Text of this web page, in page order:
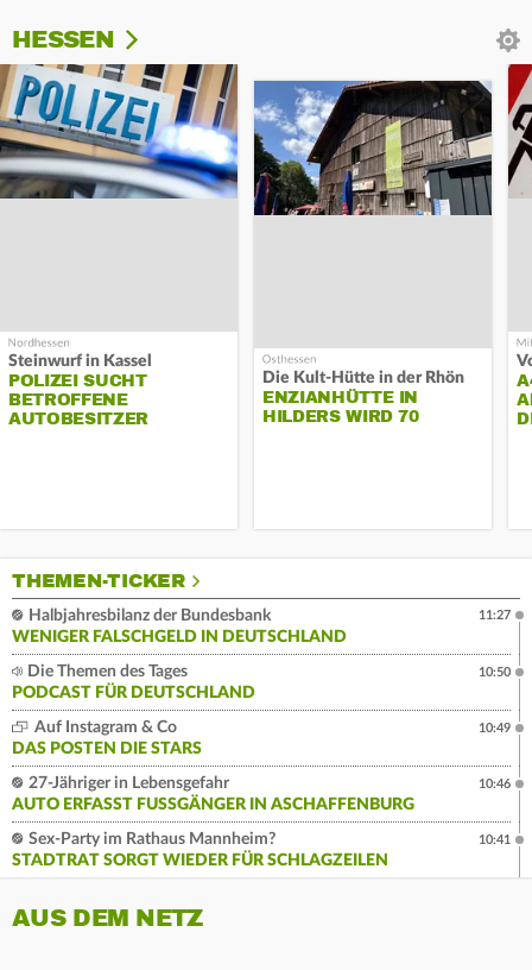
HESSEN
Steinwurf in Kassel
POLIZEI SUCHT
BETROFFENE
AUTOBESITZER
Die Kult-Hütte in der Rhön
ENZIANHÜTTE IN
HILDERS WIRD 70
THEMEN-TICKER
Halbjahresbilanz der Bundesbank
WENIGER FALSCHGELD IN DEUTSCHLAND
11:27
Die Themen des Tages
PODCAST FÜR DEUTSCHLAND
10:50
Auf Instagram & Co
DAS POSTEN DIE STARS
10:49
27-Jähriger in Lebensgefahr
AUTO ERFASST FUSSGÄNGER IN ASCHAFFENBURG
10:46
Sex-Party im Rathaus Mannheim?
STADTRAT SORGT WIEDER FÜR SCHLAGZEILEN
10:41
AUS DEM NETZ